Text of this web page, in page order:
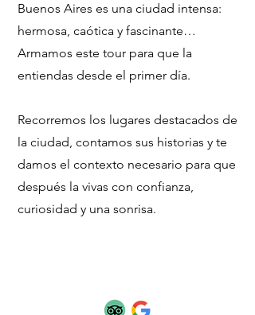
Buenos Aires es una ciudad intensa:
hermosa, caótica y fascinante…
Armamos este tour para que la
entiendas desde el primer día.
Recorremos los lugares destacados de
la ciudad, contamos sus historias y te
damos el contexto necesario para que
después la vivas con confianza,
curiosidad y una sonrisa.